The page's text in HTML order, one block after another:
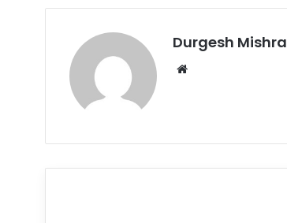
Durgesh Mishra
Website